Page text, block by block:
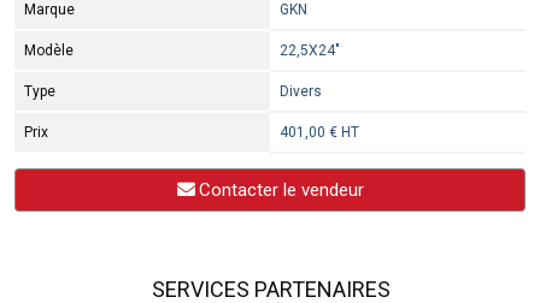
Marque GKN
Modèle 22,5X24"
Type Divers
Prix 401,00 € HT
Contacter le vendeur
SERVICES PARTENAIRES